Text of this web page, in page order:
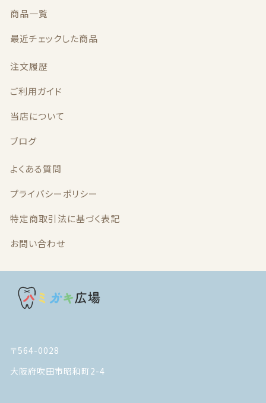
商品一覧
最近チェックした商品
注文履歴
ご利用ガイド
当店について
ブログ
よくある質問
プライバシーポリシー
特定商取引法に基づく表記
お問い合わせ
〒564-0028
大阪府吹田市昭和町2-4